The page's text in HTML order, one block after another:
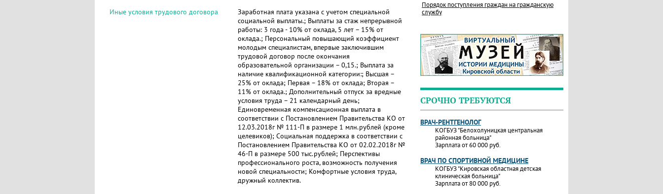
Иные условия трудового договора
Заработная плата указана с учетом специальной
социальной выплаты.; Выплаты за стаж непрерывной
работы: 3 года - 10% от оклада, 5 лет – 15% от
оклада.; Персональный повышающий коэффициент
молодым специалистам, впервые заключившим
трудовой договор после окончания
образовательной организации – 0,15.; Выплата за
наличие квалификационной категории:; Высшая –
25% от оклада; Первая – 18% от оклада; Вторая –
11% от оклада.; Дополнительный отпуск за вредные
условия труда – 21 календарный день;
Единовременная компенсационная выплата в
соответствии с Постановлением Правительства КО от
12.03.2018г № 111-П в размере 1 млн.рублей (кроме
целевиков); Социальная поддержка в соответствии с
Постановлением Правительства КО от 02.02.2018г №
46-П в размере 500 тыс.рублей; Перспективы
профессионального роста, возможность получения
новой специальности; Комфортные условия труда,
дружный коллектив.
Порядок поступления граждан на гражданскую
службу
СРОЧНО ТРЕБУЮТСЯ
ВРАЧ-РЕНТГЕНОЛОГ
КОГБУЗ "Белохолуницкая центральная
районная больница"
Зарплата от 60 000 руб.
ВРАЧ ПО СПОРТИВНОЙ МЕДИЦИНЕ
КОГБУЗ "Кировская областная детская
клиническая больница"
Зарплата от 80 000 руб.